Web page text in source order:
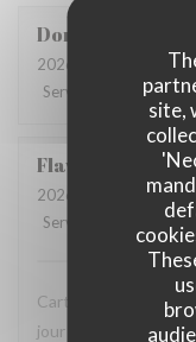
site,
Dominique
2026-07-24
- 19:00 -
Service
Flavie
2026-07-22
- 12:30 -
Service
Carte très sympa et
jour était délicieux